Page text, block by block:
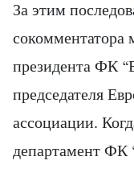
За этим
сокомментатора
президента ФК
председателя
ассоциации.
департамент ФК